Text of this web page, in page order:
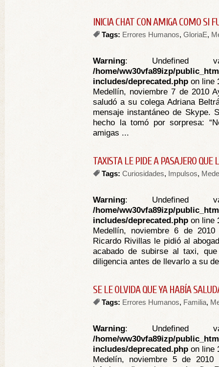
INICIA CHAT CON AMIGA COMO SI
Tags: Errores Humanos, GloriaE,
Warning: Undefined
/home/ww30vfa89izp/
includes/deprecated.php on line
Medellín, noviembre 7 de 2010
saludó a su colega Adriana
mensaje instantáneo de Skype.
hecho la tomó por sorpresa:
amigas ...
TAXISTA LE PIDE A PASAJERO QUE
Tags: Curiosidades, Impulsos,
Warning: Undefined
/home/ww30vfa89izp/
includes/deprecated.php on line
Medellín, noviembre 6 de
Ricardo Rivillas le pidió al
acabado de subirse al taxi,
diligencia antes de llevarlo a su
SE LE OLVIDA QUE YA HABÍA
Tags: Errores Humanos, Familia,
Warning: Undefined
/home/ww30vfa89izp/
includes/deprecated.php on line
Medelín, noviembre 5 de